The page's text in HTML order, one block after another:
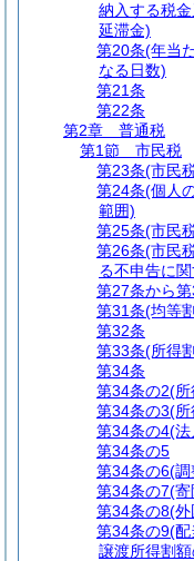
納入する税
延滞金)
第20条(年当
なる日数)
第21条
第22条
第2章
普通税
第1節
市民税
第23条(市民
第24条(個人
範囲)
第25条(市民
第26条(市民
る不申告に
第27条から
第31条(均等
第32条
第33条(所得
第34条
第34条の2(所
第34条の3(所
第34条の4(法
第34条の5
第34条の6(調
第34条の7(寄
第34条の8(外
第34条の9(配
譲渡所得割